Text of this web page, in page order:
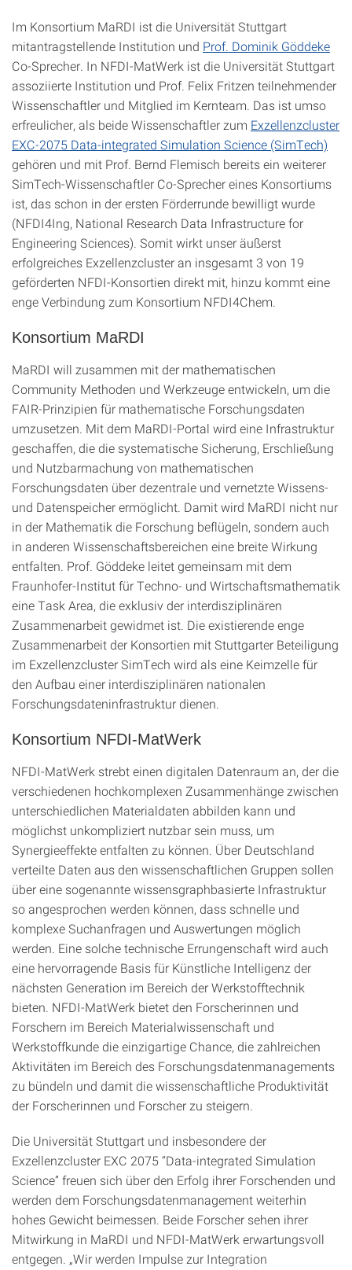
Im Konsortium MaRDI ist die Universität Stuttgart
mitantragstellende Institution und Prof. Dominik Göddeke
Co-Sprecher. In NFDI-MatWerk ist die Universität Stuttgart
assoziierte Institution und Prof. Felix Fritzen teilnehmender
Wissenschaftler und Mitglied im Kernteam. Das ist umso
erfreulicher, als beide Wissenschaftler zum Exzellenzcluster
EXC-2075 Data-integrated Simulation Science (SimTech)
gehören und mit Prof. Bernd Flemisch bereits ein weiterer
SimTech-Wissenschaftler Co-Sprecher eines Konsortiums
ist, das schon in der ersten Förderrunde bewilligt wurde
(NFDI4Ing, National Research Data Infrastructure for
Engineering Sciences). Somit wirkt unser äußerst
erfolgreiches Exzellenzcluster an insgesamt 3 von 19
geförderten NFDI-Konsortien direkt mit, hinzu kommt eine
enge Verbindung zum Konsortium NFDI4Chem.
Konsortium MaRDI
MaRDI will zusammen mit der mathematischen
Community Methoden und Werkzeuge entwickeln, um die
FAIR-Prinzipien für mathematische Forschungsdaten
umzusetzen. Mit dem MaRDI-Portal wird eine Infrastruktur
geschaffen, die die systematische Sicherung, Erschließung
und Nutzbarmachung von mathematischen
Forschungsdaten über dezentrale und vernetzte Wissens-
und Datenspeicher ermöglicht. Damit wird MaRDI nicht nur
in der Mathematik die Forschung beflügeln, sondern auch
in anderen Wissenschaftsbereichen eine breite Wirkung
entfalten. Prof. Göddeke leitet gemeinsam mit dem
Fraunhofer-Institut für Techno- und Wirtschaftsmathematik
eine Task Area, die exklusiv der interdisziplinären
Zusammenarbeit gewidmet ist. Die existierende enge
Zusammenarbeit der Konsortien mit Stuttgarter Beteiligung
im Exzellenzcluster SimTech wird als eine Keimzelle für
den Aufbau einer interdisziplinären nationalen
Forschungsdateninfrastruktur dienen.
Konsortium NFDI-MatWerk
NFDI-MatWerk strebt einen digitalen Datenraum an, der die
verschiedenen hochkomplexen Zusammenhänge zwischen
unterschiedlichen Materialdaten abbilden kann und
möglichst unkompliziert nutzbar sein muss, um
Synergieeffekte entfalten zu können. Über Deutschland
verteilte Daten aus den wissenschaftlichen Gruppen sollen
über eine sogenannte wissensgraphbasierte Infrastruktur
so angesprochen werden können, dass schnelle und
komplexe Suchanfragen und Auswertungen möglich
werden. Eine solche technische Errungenschaft wird auch
eine hervorragende Basis für Künstliche Intelligenz der
nächsten Generation im Bereich der Werkstofftechnik
bieten. NFDI-MatWerk bietet den Forscherinnen und
Forschern im Bereich Materialwissenschaft und
Werkstoffkunde die einzigartige Chance, die zahlreichen
Aktivitäten im Bereich des Forschungsdatenmanagements
zu bündeln und damit die wissenschaftliche Produktivität
der Forscherinnen und Forscher zu steigern.
Die Universität Stuttgart und insbesondere der
Exzellenzcluster EXC 2075 “Data-integrated Simulation
Science” freuen sich über den Erfolg ihrer Forschenden und
werden dem Forschungsdatenmanagement weiterhin
hohes Gewicht beimessen. Beide Forscher sehen ihrer
Mitwirkung in MaRDI und NFDI-MatWerk erwartungsvoll
entgegen. „Wir werden Impulse zur Integration